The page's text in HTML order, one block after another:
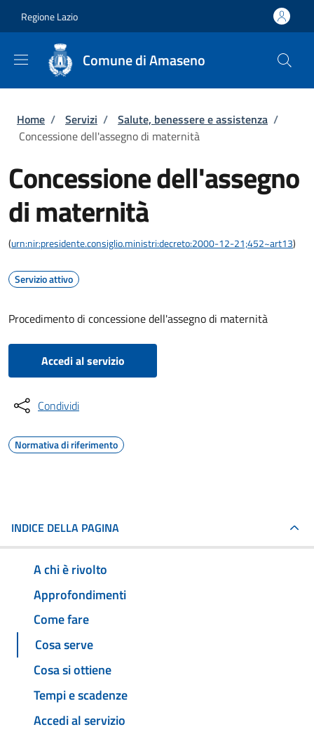
Regione Lazio
Comune di Amaseno
Briciole di pane
Home / Servizi / Salute, benessere e assistenza /
Concessione dell'assegno di maternità
Concessione dell'assegno
di maternità
(urn:nir:presidente.consiglio.ministri:decreto:2000-12-21;452~art13)
Servizio attivo
Procedimento di concessione dell'assegno di maternità
Accedi al servizio
Condividi
Normativa di riferimento
INDICE DELLA PAGINA
A chi è rivolto
Approfondimenti
Come fare
Cosa serve
Cosa si ottiene
Tempi e scadenze
Accedi al servizio